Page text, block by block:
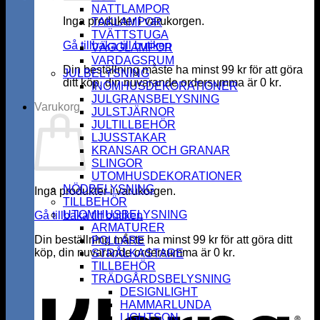
Inga produkter i varukorgen.
Gå tillbaka till butiken
Din beställning måste ha minst99 kr för att göra
ditt köp, din nuvarande ordersumma är 0 kr.
Varukorg
Inga produkter i varukorgen.
Gå tillbaka till butiken
Din beställning måste ha minst99 kr för att göra ditt
köp, din nuvarande ordersumma är 0 kr.
NATTLAMPOR
TAKLAMPOR
TVÄTTSTUGA
VÄGGLAMPOR
VARDAGSRUM
JULBELYSNING
INOMHUSDEKORATIONER
JULGRANSBELYSNING
JULSTJÄRNOR
JULTILLBEHÖR
LJUSSTAKAR
KRANSAR OCH GRANAR
SLINGOR
UTOMHUSDEKORATIONER
NÖDBELYSNING
TILLBEHÖR
UTOMHUSBELYSNING
ARMATURER
POLLARE
STRÅLKASTARE
TILLBEHÖR
TRÄDGÅRDSBELYSNING
DESIGNLIGHT
HAMMARLUNDA
LIGHTSON